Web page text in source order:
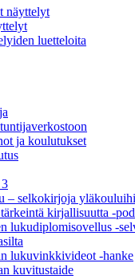
näyttelyt
luetteloita
ja koulutukset
– selkokirjoja
kirjallisuutta -
lukudiplomisovellus -
lukuvinkkivideot -hanke
kuvitustaide